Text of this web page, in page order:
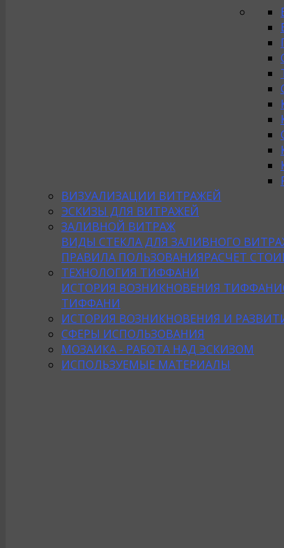
ВИЗУАЛИЗАЦИИ ВИТРАЖЕЙ
ЭСКИЗЫ ДЛЯ ВИТРАЖЕЙ
ЗАЛИВНОЙ ВИТРАЖ
ВИДЫ СТЕКЛА ДЛЯ ЗАЛИВНОГО
ПРАВИЛА ПОЛЬЗОВАНИЯРАСЧЕТ
ТЕХНОЛОГИЯ ТИФФАНИ
ИСТОРИЯ ВОЗНИКНОВЕНИЯ ТИФФАНИ
ТИФФАНИ
ИСТОРИЯ ВОЗНИКНОВЕНИЯ И
СФЕРЫ ИСПОЛЬЗОВАНИЯ
МОЗАИКА - РАБОТА НАД ЭСКИЗОМ
ИСПОЛЬЗУЕМЫЕ МАТЕРИАЛЫ